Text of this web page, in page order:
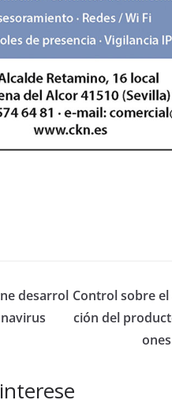
desarrol Control sobre
ción del